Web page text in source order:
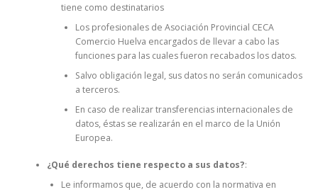
tiene como destinatarios
Los profesionales de Asociación Provincial CECA
Comercio Huelva encargados de llevar a cabo las
funciones para las cuales fueron recabados los datos.
Salvo obligación legal, sus datos no serán comunicados
a terceros.
En caso de realizar transferencias internacionales de
datos, éstas se realizarán en el marco de la Unión
Europea.
¿Qué derechos tiene respecto a sus datos?:
Le informamos que, de acuerdo con la normativa en